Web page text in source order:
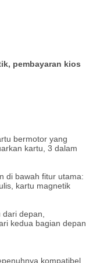
pembayaran kios
bermotor yang
kartu, 3 dalam
di bawah fitur utama:
kartu magnetik
depan,
kedua bagian depan
kompatibel